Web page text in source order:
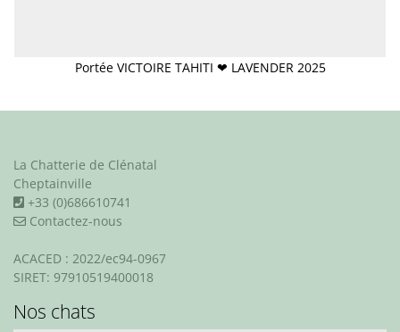
Portée VICTOIRE TAHITI ❤ LAVENDER 2025
La Chatterie de Clénatal
Cheptainville
+33 (0)686610741
Contactez-nous
ACACED : 2022/ec94-0967
SIRET: 97910519400018
Nos chats